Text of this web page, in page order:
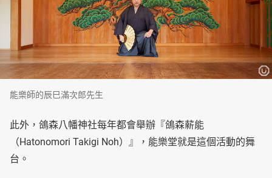
能樂師的辰巳滿次郎先生
此外，鴿森八幡神社每年都會舉辦『鴿森薪能
（Hatonomori Takigi Noh）』，能樂堂就是這個活動的舞
台。